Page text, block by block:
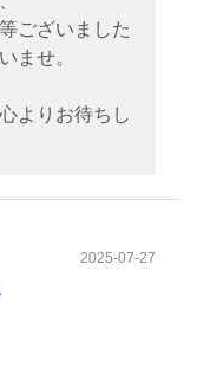
ございました
ませ。
よりお待ちし
2025-07-27